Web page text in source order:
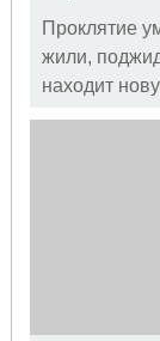
Проклятие
жили,
находит